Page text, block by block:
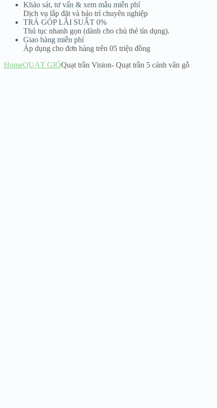
Khảo sát, tư vấn & xem mẫu miễn phí
Dịch vụ lắp đặt và bảo trì chuyên nghiệp
TRẢ GÓP LÃI SUẤT 0%
Thủ tục nhanh gọn (dành cho chủ thẻ tín dụng).
Giao hàng miễn phí
Áp dụng cho đơn hàng trên 05 triệu đồng
HomeQUẠT GIÓQuạt trần Vision- Quạt trần 5 cánh vân gỗ